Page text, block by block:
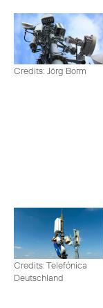
Credits: Jörg Borm
Credits: Telefónica
Deutschland